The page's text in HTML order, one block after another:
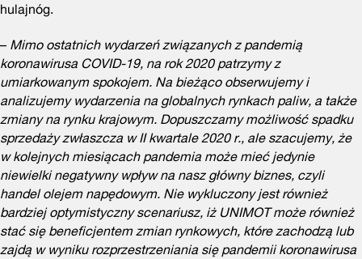
hulajnóg.
– Mimo ostatnich wydarzeń związanych z pandemią
koronawirusa COVID-19, na rok 2020 patrzymy z
umiarkowanym spokojem. Na bieżąco obserwujemy i
analizujemy wydarzenia na globalnych rynkach paliw, a także
zmiany na rynku krajowym. Dopuszczamy możliwość spadku
sprzedaży zwłaszcza w II kwartale 2020 r., ale szacujemy, że
w kolejnych miesiącach pandemia może mieć jedynie
niewielki negatywny wpływ na nasz główny biznes, czyli
handel olejem napędowym. Nie wykluczony jest również
bardziej optymistyczny scenariusz, iż UNIMOT może również
stać się beneficjentem zmian rynkowych, które zachodzą lub
zajdą w wyniku rozprzestrzeniania się pandemii koronawirusa